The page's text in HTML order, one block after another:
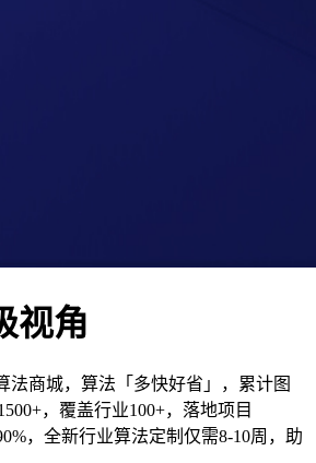
视角
法商城，算法「多快好省」，累计图
，覆盖行业100+，落地项目
，全新行业算法定制仅需8-10周，助